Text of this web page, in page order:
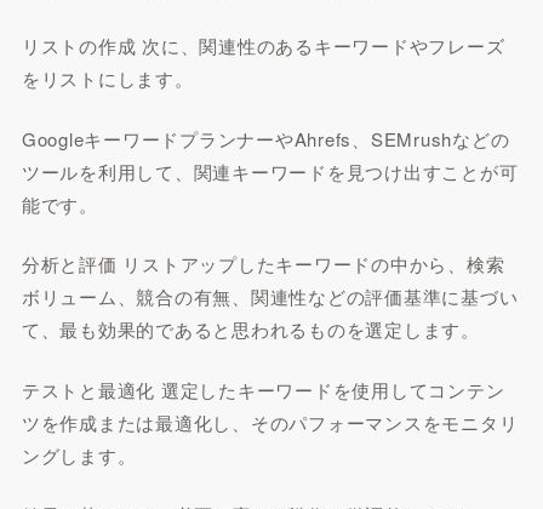
リストの作成 次に、関連性のあるキーワードやフレーズ
をリストにします。
GoogleキーワードプランナーやAhrefs、SEMrushなどの
ツールを利用して、関連キーワードを見つけ出すことが可
能です。
分析と評価 リストアップしたキーワードの中から、検索
ボリューム、競合の有無、関連性などの評価基準に基づい
て、最も効果的であると思われるものを選定します。
テストと最適化 選定したキーワードを使用してコンテン
ツを作成または最適化し、そのパフォーマンスをモニタリ
ングします。